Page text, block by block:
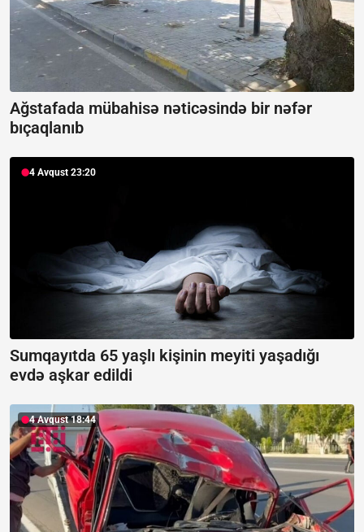
Ağstafada mübahisə nəticəsində bir nəfər
bıçaqlanıb
4 Avqust 23:20
Sumqayıtda 65 yaşlı kişinin meyiti yaşadığı
evdə aşkar edildi
4 Avqust 18:44